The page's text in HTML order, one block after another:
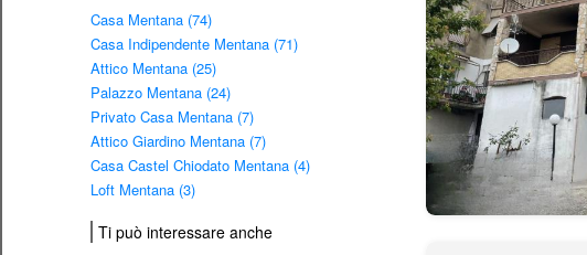
Casa Mentana (74)
Casa Indipendente Mentana (71)
Attico Mentana (25)
Palazzo Mentana (24)
Privato Casa Mentana (7)
Attico Giardino Mentana (7)
Casa Castel Chiodato Mentana (4)
Loft Mentana (3)
Ti può interessare anche